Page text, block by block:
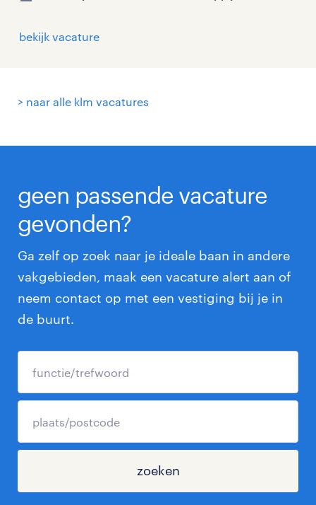
bekijk vacature
> naar alle klm vacatures
geen passende vacature
gevonden?
Ga zelf op zoek naar je ideale baan in andere
vakgebieden, maak een vacature alert aan of
neem contact op met een vestiging bij je in
de buurt.
zoeken